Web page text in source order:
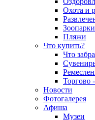
Охота и
Зоопарки
Пляжи
Что купить?
Что
Торгово
Новости
Фотогалерея
Афиша
Музеи